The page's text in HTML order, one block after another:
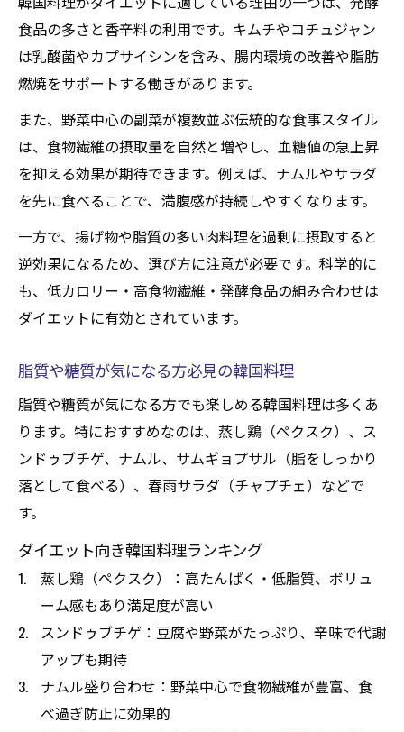
食品の多さと香辛料の利用です。キムチやコチュジャン
は乳酸菌やカプサイシンを含み、腸内環境の改善や脂肪
燃焼をサポートする働きがあります。
また、野菜中心の副菜が複数並ぶ伝統的な食事スタイル
は、食物繊維の摂取量を自然と増やし、血糖値の急上昇
を抑える効果が期待できます。例えば、ナムルやサラダ
を先に食べることで、満腹感が持続しやすくなります。
一方で、揚げ物や脂質の多い肉料理を過剰に摂取すると
逆効果になるため、選び方に注意が必要です。科学的に
も、低カロリー・高食物繊維・発酵食品の組み合わせは
ダイエットに有効とされています。
脂質や糖質が気になる方必見の韓国料理
脂質や糖質が気になる方でも楽しめる韓国料理は多くあ
ります。特におすすめなのは、蒸し鶏（ペクスク）、ス
ンドゥブチゲ、ナムル、サムギョプサル（脂をしっかり
落として食べる）、春雨サラダ（チャプチェ）などで
す。
ダイエット向き韓国料理ランキング
蒸し鶏（ペクスク）：高たんぱく・低脂質、ボリュ
ーム感もあり満足度が高い
スンドゥブチゲ：豆腐や野菜がたっぷり、辛味で代謝
アップも期待
ナムル盛り合わせ：野菜中心で食物繊維が豊富、食
べ過ぎ防止に効果的